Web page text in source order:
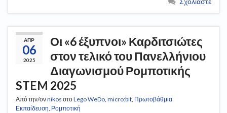
ΑΠΡ
06
2025
Οι «6 έξυπνοι» Καρδιτσιώτες
στον τελικό του Πανελλήνιου
Διαγωνισμού Ρομποτικής
STEM 2025
Από την/ονnikos στοLego WeDo, micro:bit, Πρωτοβάθμια
Εκπαίδευση, Ρομποτική